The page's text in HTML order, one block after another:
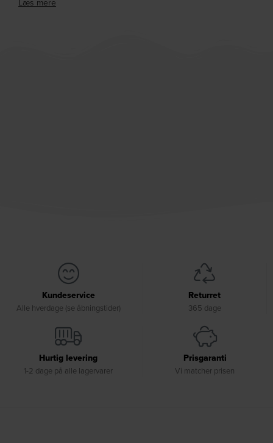
Læs mere
Kundeservice
Alle hverdage (se åbningstider)
Returret
365 dage
Hurtig levering
1-2 dage på alle lagervarer
Prisgaranti
Vi matcher prisen